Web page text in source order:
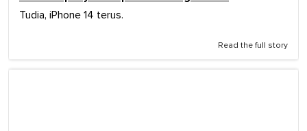
Tudia, iPhone 14 terus.
Read the full story